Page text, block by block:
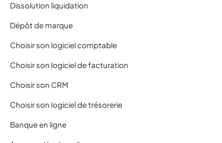
Dissolution liquidation
Dépôt de marque
Choisir son logiciel comptable
Choisir son logiciel de facturation
Choisir son CRM
Choisir son logiciel de trésorerie
Banque en ligne